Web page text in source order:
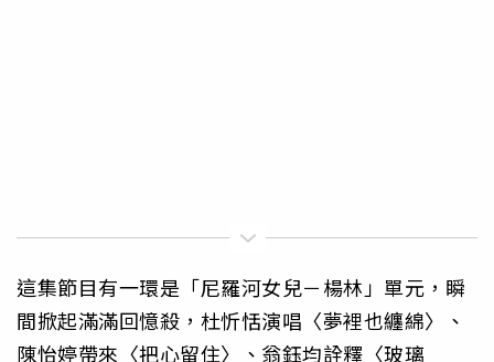
這集節目有一環是「尼羅河女兒－楊林」單元，瞬
間掀起滿滿回憶殺，杜忻恬演唱〈夢裡也纏綿〉、
陳怡婷帶來〈把心留住〉、翁鈺均詮釋〈玻璃